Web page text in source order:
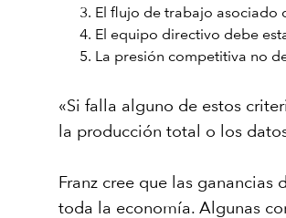
El flujo de trabajo asociado
El equipo directivo debe
La presión competitiva no
«Si falla alguno de estos
la producción total o los
Franz cree que las
toda la economía. Algunas